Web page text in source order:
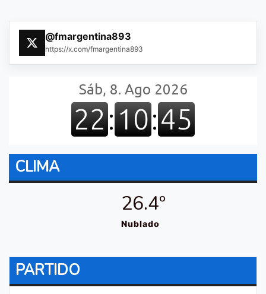
@fmargentina893
https://x.com/fmargentina893
CLIMA
26.4º
Nublado
PARTIDO